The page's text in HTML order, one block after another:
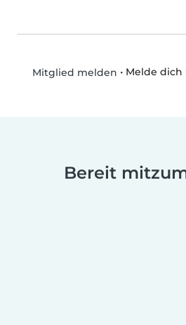
Mitglied melden • Melde dich
Bereit